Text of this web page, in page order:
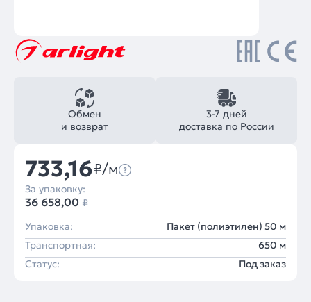
3-7 дней
доставка по России
Обмен
и возврат
733,16₽/м
За упаковку:
36 658,00 ₽
Упаковка:
Пакет (полиэтилен) 50 м
Транспортная:
650 м
Статус:
Под заказ